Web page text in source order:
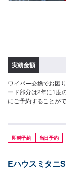
実績金額
ワイパー交換でお困
ード部分は2年に1度
にご予約することが
即時予約 当日予約
Eハウスミタニ